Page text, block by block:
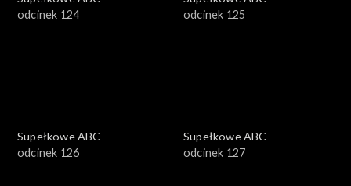
odcinek 124
odcinek 125
Supełkowe ABC
odcinek 126
Supełkowe ABC
odcinek 127